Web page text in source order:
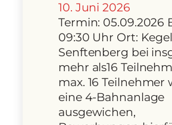
10. Juni 2026
Termin: 05.09.2026
09:30 Uhr Ort:
Senftenberg bei
mehr als16
max. 16 Teilnehmer
eine 4-Bahnanlage
ausgewichen,